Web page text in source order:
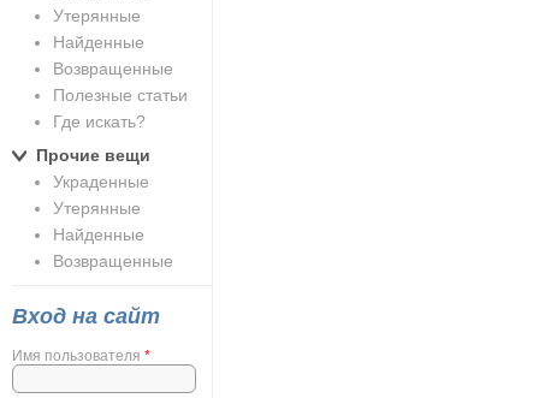
Утерянные
Найденные
Возвращенные
Полезные статьи
Где искать?
Прочие вещи
Украденные
Утерянные
Найденные
Возвращенные
Вход на сайт
Имя пользователя *